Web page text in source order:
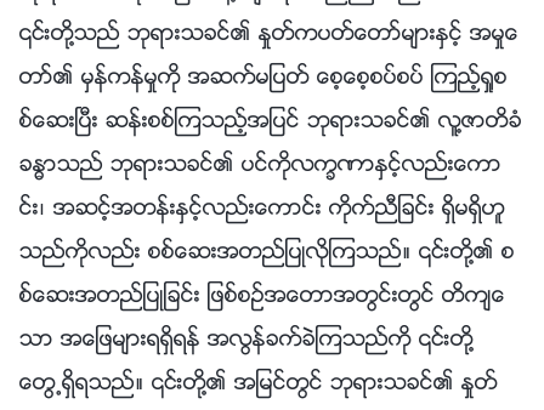
၎တို႔သည္ ဘုရားသခင္၏ ႏႈတ္ကပတ္ေတာ္မ်ားႏွင့္ အမႈေ
တာ္၏ မွန္ကန္မႈကို အဆက္မျပတ္ ေစ့ေစ့စပ္စပ္ ၾကည့္ရႈစ
စ္ေဆးၿပီး ဆန္းစစ္ၾကသည့္အျပင္ ဘုရားသခင္၏ လူ႔ဇာတိခံ
ခႏၶာသည္ ဘုရားသခင္၏ ပင္ကိုလကၡဏာႏွင့္လည္းေကာ
င္း၊ အဆင့္အတန္းႏွင့္လည္းေကာင္း ကိုက္ညီျခင္း ရွိမရွိဟူ
သည္ကိုလည္း စစ္ေဆးအတည္ျပဳလိုၾကသည္။ ၎တို႔၏ စ
စ္ေဆးအတည္ျပဳျခင္း ျဖစ္စဥ္အေတာအတြင္းတြင္ တိက်ေ
သာ အေျဖမ်ားရရွိရန္ အလြန္ခက္ခဲၾကသည္ကို ၎တို႔
ေတြ႕ရွိရသည္။ ၎တို႔၏ အျမင္တြင္ ဘုရားသခင္၏ ႏႈတ္